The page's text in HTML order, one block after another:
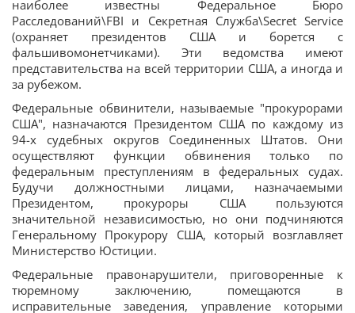
наиболее известны Федеральное Бюро
Расследований\FBI и Секретная Служба\Secret Service
(охраняет президентов США и борется с
фальшивомонетчиками). Эти ведомства имеют
представительства на всей территории США, а иногда и
за рубежом.
Федеральные обвинители, называемые "прокурорами
США", назначаются Президентом США по каждому из
94-х судебных округов Соединенных Штатов. Они
осуществляют функции обвинения только по
федеральным преступлениям в федеральных судах.
Будучи должностными лицами, назначаемыми
Президентом, прокуроры США пользуются
значительной независимостью, но они подчиняются
Генеральному Прокурору США, который возглавляет
Министерство Юстиции.
Федеральные правонарушители, приговоренные к
тюремному заключению, помещаются в
исправительные заведения, управление которыми